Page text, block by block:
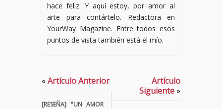
hace feliz. Y aquí estoy, por amor al
arte para contártelo. Redactora en
YourWay Magazine. Entre todos esos
puntos de vista también está el mío.
«Artículo Anterior
[RESEÑA] "UN AMOR
Artículo
Siguiente»